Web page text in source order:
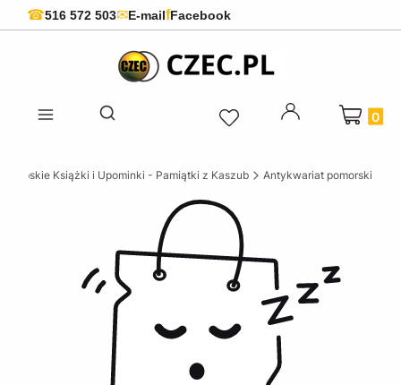
☎516 572 503✉E-mailfFacebook
Otwórz wyszukiwarkę
Produkty
Książki i Upominki - Pamiątki z Kaszub Antykwariat pomorski